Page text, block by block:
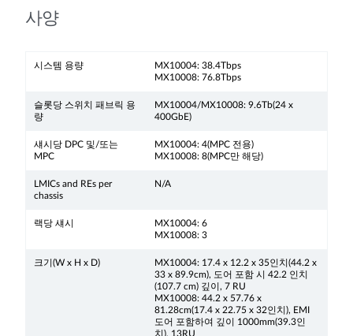
사양
시스템 용량
MX10004: 38.4Tbps
MX10008: 76.8Tbps
슬롯당 스위치 패브릭 용
량
MX10004/MX10008: 9.6Tb(24 x
400GbE)
섀시당 DPC 및/또는
MPC
MX10004: 4(MPC 전용)
MX10008: 8(MPC만 해당)
LMICs and REs per
chassis
N/A
랙당 섀시
MX10004: 6
MX10008: 3
크기(W x H x D)
MX10004: 17.4 x 12.2 x 35인치(44.2 x
33 x 89.9cm), 도어 포함 시 42.2 인치
(107.7 cm) 깊이, 7 RU
MX10008: 44.2 x 57.76 x
81.28cm(17.4 x 22.75 x 32인치), EMI
도어 포함하여 깊이 1000mm(39.3인
치), 13RU